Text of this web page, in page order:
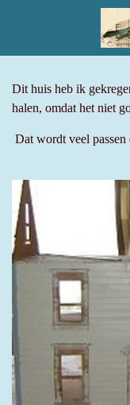
hoofdinhoud
Dit huis heb ik
halen, omdat het niet
Dat wordt veel passen